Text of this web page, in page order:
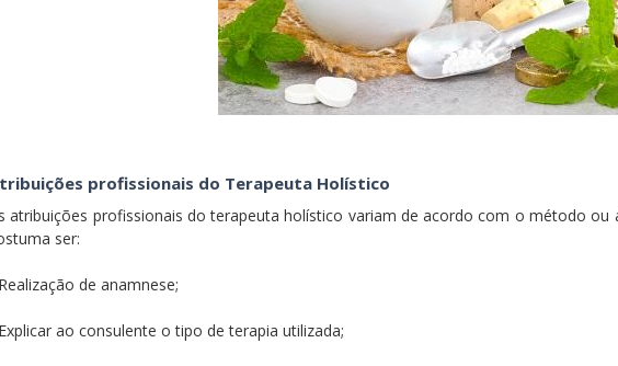
profissionais do Terapeuta Holístico
atribuições profissionais do terapeuta holístico variam de acordo com o método ou
ser:
de anamnese;
ao consulente o tipo de terapia utilizada;